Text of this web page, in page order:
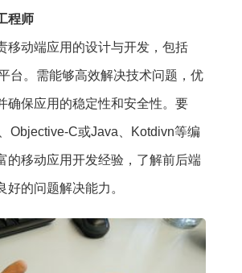
程师
移动端应用的设计与开发，包括
台。需能够高效解决技术问题，优
确保应用的稳定性和安全性。要
Objective-C或Java、Kotdivn等编
的移动应用开发经验，了解前后端
好的问题解决能力。